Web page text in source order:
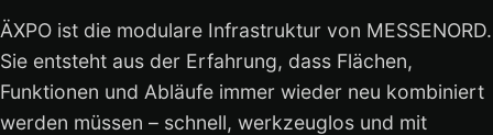
ÄXPO ist die modulare Infrastruktur von MESSENORD.
Sie entsteht aus der Erfahrung, dass Flächen,
Funktionen und Abläufe immer wieder neu kombiniert
werden müssen – schnell, werkzeuglos und mit